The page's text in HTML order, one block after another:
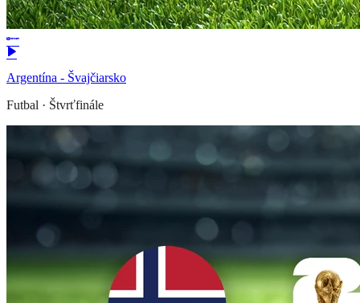
Argentína - Švajčiarsko
Futbal · Štvrťfinále